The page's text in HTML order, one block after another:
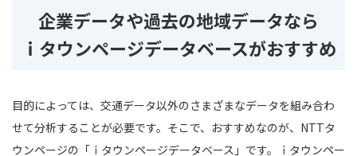
企業データや過去の地域データなら
ｉタウンページデータベースがおすすめ
目的によっては、交通データ以外のさまざまなデータを組み合わ
せて分析することが必要です。そこで、おすすめなのが、NTTタ
ウンページの「ｉタウンページデータベース」です。ｉタウンペー